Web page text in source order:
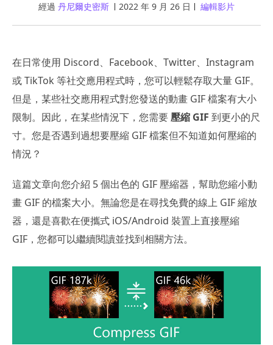
經過 丹尼爾史密斯 2022 年 9 月 26 日 編輯影片
在日常使用 Discord、Facebook、Twitter、Instagram
或 TikTok 等社交應用程式時，您可以輕鬆存取大量 GIF。
但是，某些社交應用程式對您發送的動畫 GIF 檔案有大小
限制。因此，在某些情況下，您需要壓縮 GIF 到更小的尺
寸。您是否遇到過想要壓縮 GIF 檔案但不知道如何壓縮的
情況？
這篇文章向您介紹 5 個出色的 GIF 壓縮器，幫助您縮小動
畫 GIF 的檔案大小。無論您是在尋找免費的線上 GIF 縮放
器，還是喜歡在便攜式 iOS/Android 裝置上直接壓縮
GIF，您都可以繼續閱讀並找到相關方法。